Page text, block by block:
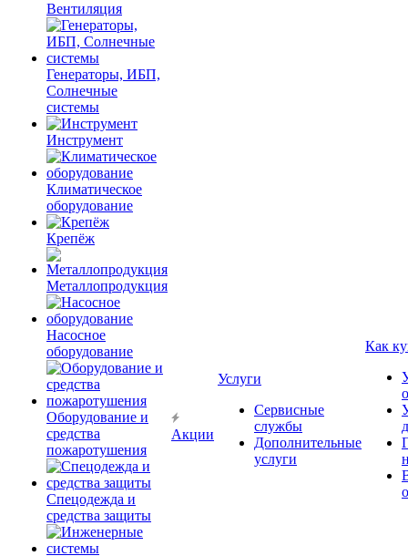
Вентиляция
Генераторы, ИБП,
Солнечные
системы
Инструмент
Климатическое
оборудование
Крепёж
Металлопродукция
Насосное
оборудование
Оборудование и
средства
пожаротушения
Спецодежда и
средства защиты
Акции
Услуги
Сервисные
службы
Дополнительные
услуги
Как